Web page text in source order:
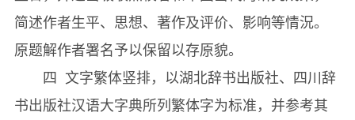
大學五圖◇止谷遺稿◎李泰壽（一）
大學論◇息山集◎李萬敷（二三）
大學就正録並圖◇屏谷集◎權榘（三一）
大學劄疑◇斗室寤言◎李焕模（三七）
简述作者生平、思想、著作及评价、影响等情況。
原题解作者署名予以保留以存原貌。
四 文字繁体竖排，以湖北辞书出版社、四川辞
书出版社汉语大字典所列繁体字为标准，并参考其